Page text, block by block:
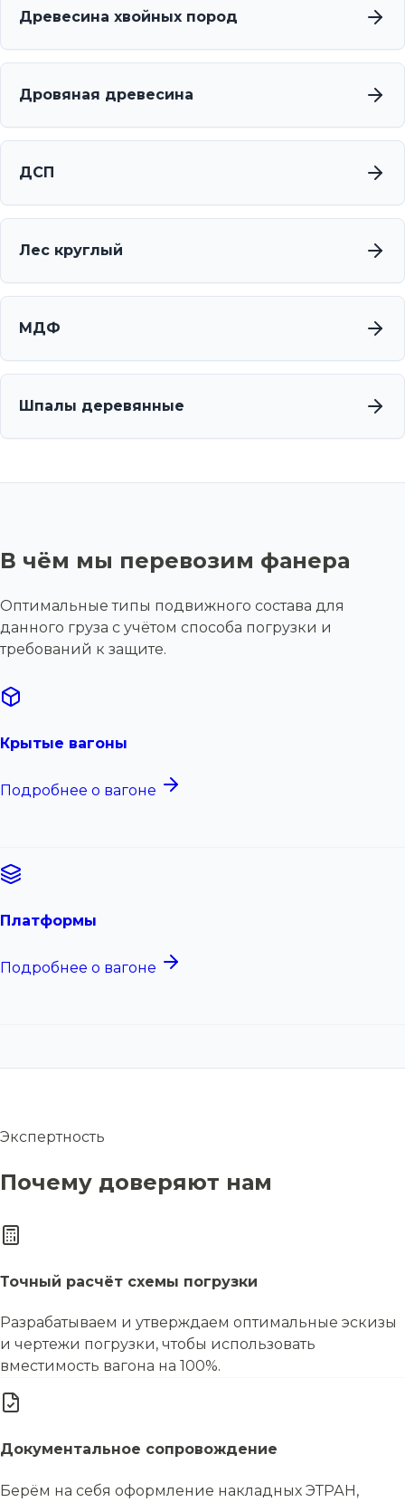
Древесина хвойных пород
Дровяная древесина
ДСП
Лес круглый
МДФ
Шпалы деревянные
В чём мы перевозим фанера
Оптимальные типы подвижного состава для
данного груза с учётом способа погрузки и
требований к защите.
Крытые вагоны
Подробнее о вагоне
Платформы
Подробнее о вагоне
Экспертность
Почему доверяют нам
Точный расчёт схемы погрузки
Разрабатываем и утверждаем оптимальные эскизы
и чертежи погрузки, чтобы использовать
вместимость вагона на 100%.
Документальное сопровождение
Берём на себя оформление накладных ЭТРАН,